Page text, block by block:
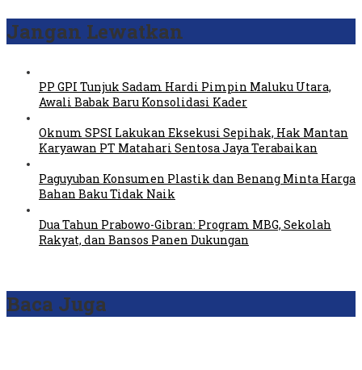
Jangan Lewatkan
PP GPI Tunjuk Sadam Hardi Pimpin Maluku Utara,
Awali Babak Baru Konsolidasi Kader
Oknum SPSI Lakukan Eksekusi Sepihak, Hak Mantan
Karyawan PT Matahari Sentosa Jaya Terabaikan
Paguyuban Konsumen Plastik dan Benang Minta Harga
Bahan Baku Tidak Naik
Dua Tahun Prabowo-Gibran: Program MBG, Sekolah
Rakyat, dan Bansos Panen Dukungan
Baca Juga